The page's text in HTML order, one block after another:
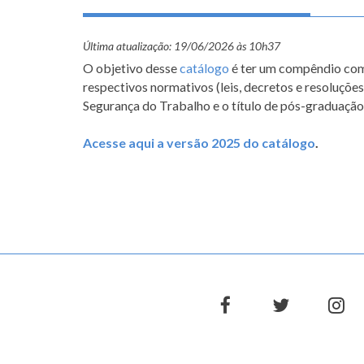
Última atualização: 19/06/2026 às 10h37
O objetivo dessecatálogo é ter um compêndio
respectivos normativos (leis, decretos e
Segurança do Trabalho e o título de pós-
Acesse aqui a versão 2025 do catálogo.
facebooktwitter